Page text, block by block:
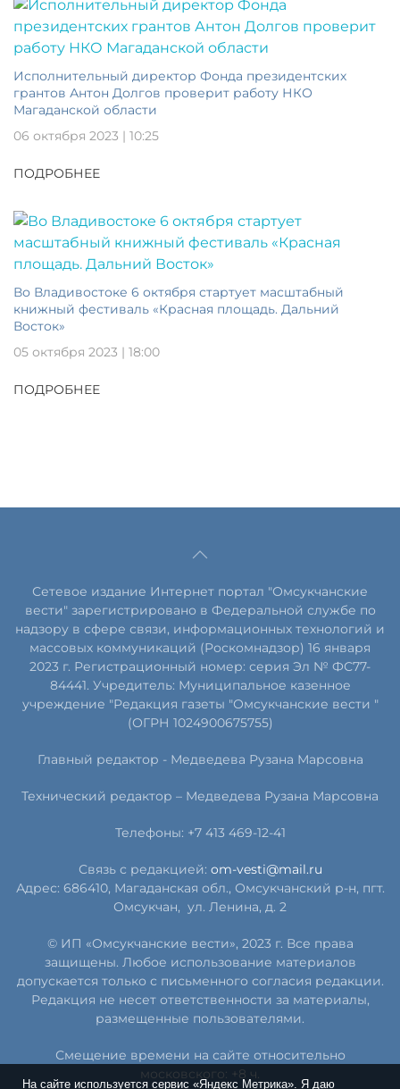
Исполнительный директор Фонда президентских
грантов Антон Долгов проверит работу НКО
Магаданской области
06 октября 2023 | 10:25
ПОДРОБНЕЕ
Во Владивостоке 6 октября стартует масштабный
книжный фестиваль «Красная площадь. Дальний
Восток»
05 октября 2023 | 18:00
ПОДРОБНЕЕ
На сайте используется сервис «Яндекс Метрика». Я даю
Сетевое издание Интернет портал "Омсукчанские
вести" зарегистрировано в Федеральной службе по
надзору в сфере связи, информационных технологий и
массовых коммуникаций (Роскомнадзор) 16 января
2023 г. Регистрационный номер: серия Эл № ФС77-
84441. Учредитель: Муниципальное казенное
учреждение "Редакция газеты "Омсукчанские вести "
(ОГРН 1024900675755)
Главный редактор - Медведева Рузана Марсовна
Технический редактор – Медведева Рузана Марсовна
Телефоны: +7 413 469-12-41
Связь с редакцией: om-vesti@mail.ru
Адрес: 686410, Магаданская обл., Омсукчанский р-н, пгт.
Омсукчан, ул. Ленина, д. 2
© ИП «Омсукчанские вести», 2023 г. Все права
защищены. Любое использование материалов
допускается только с письменного согласия редакции.
Редакция не несет ответственности за материалы,
размещенные пользователями.
Смещение времени на сайте относительно
московского: +8 ч.